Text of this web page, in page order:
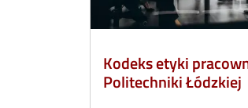
Kodeks etyki
Politechniki Łódzkiej